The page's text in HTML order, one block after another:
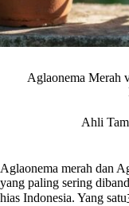
Aglaonema Merah
Ahli
Aglaonema merah dan
yang paling sering
hias Indonesia. Yang